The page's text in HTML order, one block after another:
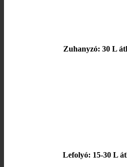
Zuhanyzó: 30 L
Lefolyó: 15-30 L